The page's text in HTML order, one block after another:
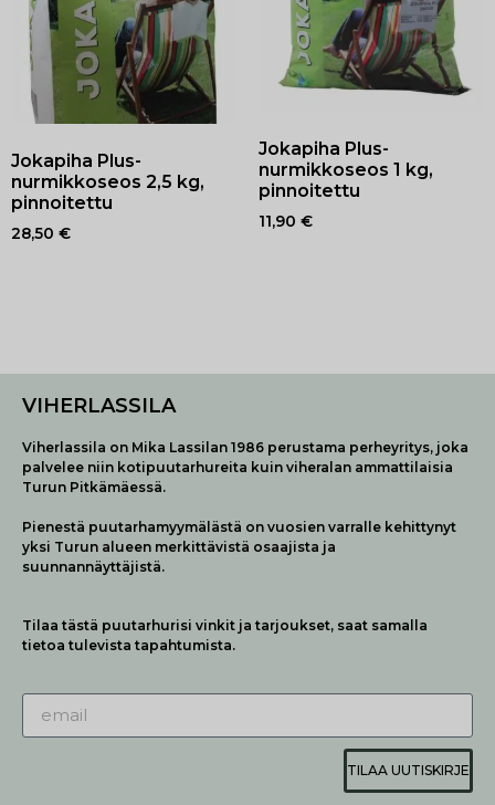
Jokapiha Plus-
nurmikkoseos 2,5 kg,
pinnoitettu
28,50 €
Jokapiha Plus-
nurmikkoseos 1 kg,
pinnoitettu
11,90 €
VIHERLASSILA
Viherlassila on Mika Lassilan 1986 perustama perheyritys, joka
palvelee niin kotipuutarhureita kuin viheralan ammattilaisia
Turun Pitkämäessä.
Pienestä puutarhamyymälästä on vuosien varralle kehittynyt
yksi Turun alueen merkittävistä osaajista ja
suunnannäyttäjistä.
Tilaa tästä puutarhurisi vinkit ja tarjoukset, saat samalla
tietoa tulevista tapahtumista.
TILAA UUTISKIRJE